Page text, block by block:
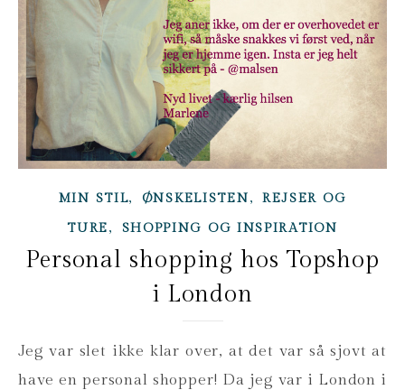
MIN STIL, ØNSKELISTEN, REJSER OG
TURE, SHOPPING OG INSPIRATION
Personal shopping hos Topshop
i London
Jeg var slet ikke klar over, at det var så sjovt at
have en personal shopper! Da jeg var i London i